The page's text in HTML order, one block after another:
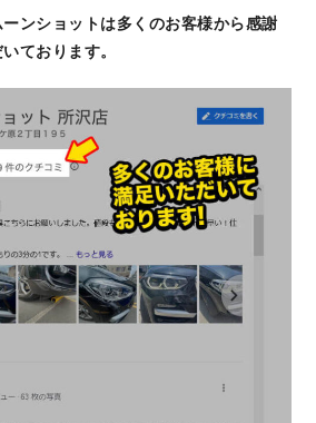
ンショットは多くのお客様から感謝
ております。